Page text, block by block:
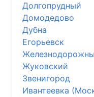
Долгопрудный
Домодедово
Дубна
Егорьевск
Жуковский
Звенигород
Ивантеевка